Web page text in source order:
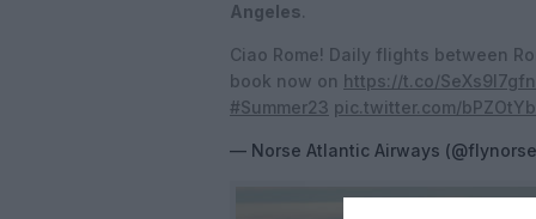
Angeles.
Ciao Rome! Daily flights between
book now on https://t.co/SeXs9l7gfn
#Summer23 pic.twitter.com/
— Norse Atlantic Airways